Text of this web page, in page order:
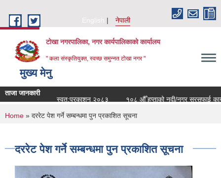
English
नेपाली
टोखा नगरपालिका, नगर कार्यपालिकाको कार्यालय
" कला संस्कृतियुक्त, स्वच्छ समुन्‍नत टोखा नगर "
मुख्य मेनु
ताजा जानकारी
स्वत:प्रकाशन २०८३
१०८ औँ हप्ताको नदी/नगर सरसफाई
You are here
Home » दररेट पेश गर्ने सम्बन्धमा पुन प्रकाशित सूचना
दररेट पेश गर्ने सम्बन्धमा पुन प्रकाशित सूचना